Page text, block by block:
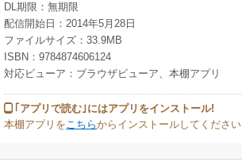
DL期限：無期限
配信開始日：2014年5月28日
ファイルサイズ：33.9MB
ISBN：9784874606124
対応ビューア：ブラウザビューア、本棚アプリ
｢アプリで読む｣にはアプリをインストール!
本棚アプリをこちらからインストールしてください